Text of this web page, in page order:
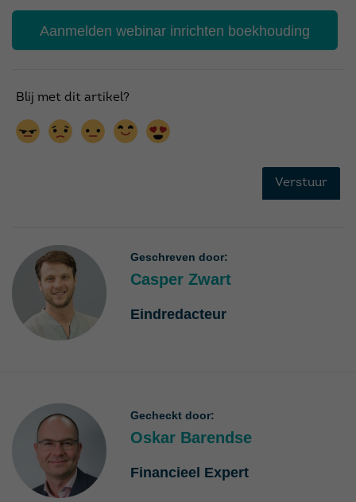
Aanmelden webinar inrichten boekhouding
Geschreven door:
Casper Zwart
Eindredacteur
Gecheckt door:
Oskar Barendse
Financieel Expert